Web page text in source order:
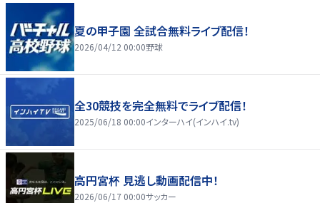
夏の甲子園 全試合無料ライブ配信！
2026/04/12 00:00野球
全30競技を完全無料でライブ配信！
2025/06/18 00:00インターハイ(インハイ.tv)
高円宮杯 見逃し動画配信中！
2026/06/17 00:00サッカー